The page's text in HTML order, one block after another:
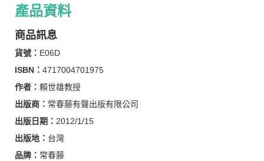
產品資料
商品訊息
貨號： E06D
ISBN： 4717004701975
作者： 賴世雄教授
出版商： 常春藤有聲出版有限公司
出版日期： 2012/1/15
出版地： 台灣
品牌： 常春藤